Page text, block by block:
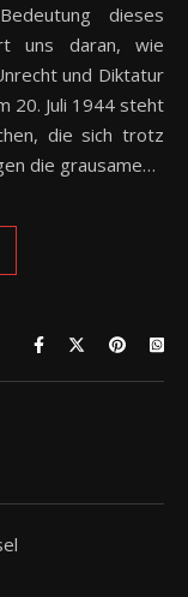
dieses
uns daran, wie
und Diktatur
20. Juli 1944 steht
die sich trotz
die grausame…